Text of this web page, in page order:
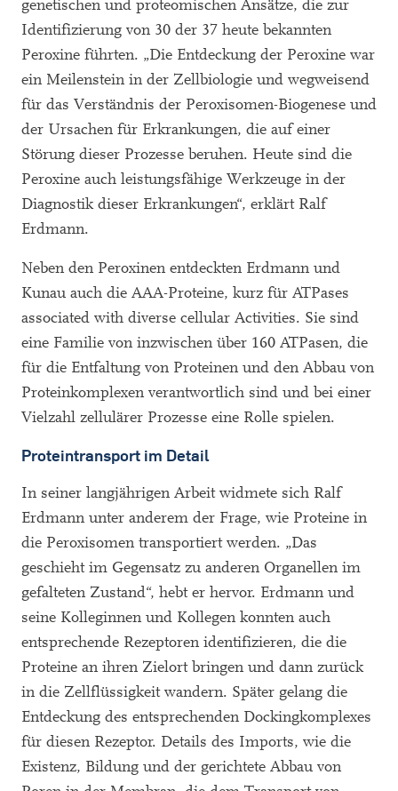
genetischen und proteomischen Ansätze, die zur
Identifizierung von 30 der 37 heute bekannten
Peroxine führten. „Die Entdeckung der Peroxine war
ein Meilenstein in der Zellbiologie und wegweisend
für das Verständnis der Peroxisomen-Biogenese und
der Ursachen für Erkrankungen, die auf einer
Störung dieser Prozesse beruhen. Heute sind die
Peroxine auch leistungsfähige Werkzeuge in der
Diagnostik dieser Erkrankungen“, erklärt Ralf
Erdmann.
Neben den Peroxinen entdeckten Erdmann und
Kunau auch die AAA-Proteine, kurz für ATPases
associated with diverse cellular Activities. Sie sind
eine Familie von inzwischen über 160 ATPasen, die
für die Entfaltung von Proteinen und den Abbau von
Proteinkomplexen verantwortlich sind und bei einer
Vielzahl zellulärer Prozesse eine Rolle spielen.
Proteintransport im Detail
In seiner langjährigen Arbeit widmete sich Ralf
Erdmann unter anderem der Frage, wie Proteine in
die Peroxisomen transportiert werden. „Das
geschieht im Gegensatz zu anderen Organellen im
gefalteten Zustand“, hebt er hervor. Erdmann und
seine Kolleginnen und Kollegen konnten auch
entsprechende Rezeptoren identifizieren, die die
Proteine an ihren Zielort bringen und dann zurück
in die Zellflüssigkeit wandern. Später gelang die
Entdeckung des entsprechenden Dockingkomplexes
für diesen Rezeptor. Details des Imports, wie die
Existenz, Bildung und der gerichtete Abbau von